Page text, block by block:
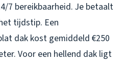
7 bereikbaarheid. Je betaalt
tijdstip. Een
dak kost gemiddeld €250
Voor een hellend dak ligt